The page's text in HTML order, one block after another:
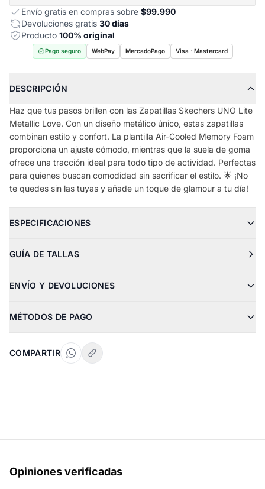
Envío gratis en compras sobre $99.990
Devoluciones gratis 30 días
Producto 100% original
Pago seguro WebPay MercadoPago Visa · Mastercard
DESCRIPCIÓN
Haz que tus pasos brillen con las Zapatillas Skechers UNO Lite
Metallic Love. Con un diseño metálico único, estas zapatillas
combinan estilo y confort. La plantilla Air-Cooled Memory Foam
proporciona un ajuste cómodo, mientras que la suela de goma
ofrece una tracción ideal para todo tipo de actividad. Perfectas
para quienes buscan comodidad sin sacrificar el estilo. 🌟 ¡No
te quedes sin las tuyas y añade un toque de glamour a tu día!
ESPECIFICACIONES
GUÍA DE TALLAS
ENVÍO Y DEVOLUCIONES
MÉTODOS DE PAGO
COMPARTIR
Opiniones verificadas